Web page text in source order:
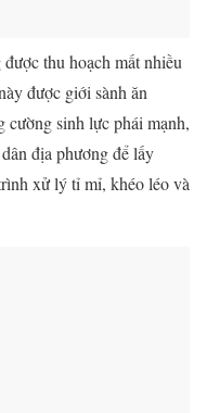
thu hoạch mất nhiều
được giới sành ăn
cường sinh lực phái mạnh,
địa phương để lấy
xử lý tỉ mỉ, khéo léo và